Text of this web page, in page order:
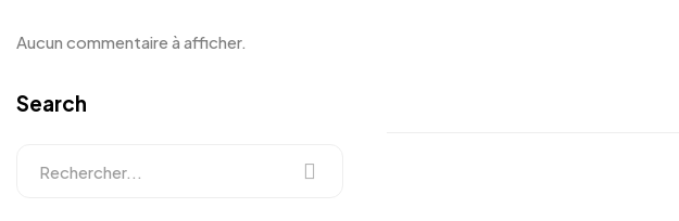
Aucun commentaire à afficher.
Search